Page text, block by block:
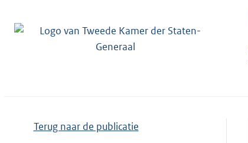
Terug naar de publicatie